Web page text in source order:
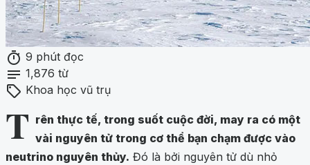
timer 9 phút đọc
notes 1,876 từ
sell Khoa học vũ trụ
T rên thực tế, trong suốt cuộc đời, may ra có một
vài nguyên tử trong cơ thể bạn chạm được vào
neutrino nguyên thủy. Đó là bởi nguyên tử dù nhỏ